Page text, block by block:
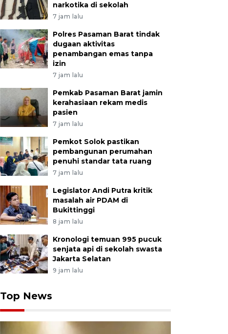
narkotika di sekolah
7 jam lalu
Polres Pasaman Barat tindak
dugaan aktivitas
penambangan emas tanpa
izin
7 jam lalu
Pemkab Pasaman Barat jamin
kerahasiaan rekam medis
pasien
7 jam lalu
Pemkot Solok pastikan
pembangunan perumahan
penuhi standar tata ruang
7 jam lalu
Legislator Andi Putra kritik
masalah air PDAM di
Bukittinggi
8 jam lalu
Kronologi temuan 995 pucuk
senjata api di sekolah swasta
Jakarta Selatan
9 jam lalu
Top News